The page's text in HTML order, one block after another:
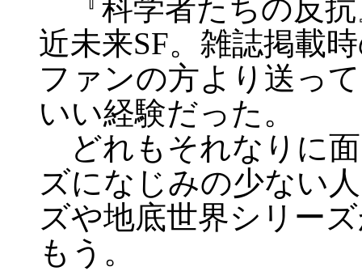
『科学者たちの反
近未来SF。雑誌掲載
ファンの方より送っ
いい経験だった。
どれもそれなりに
ズになじみの少ない
ズや地底世界シリー
もう。